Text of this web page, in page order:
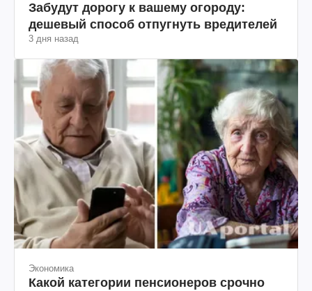
Забудут дорогу к вашему огороду:
дешевый способ отпугнуть вредителей
3 дня назад
Экономика
Какой категории пенсионеров срочно